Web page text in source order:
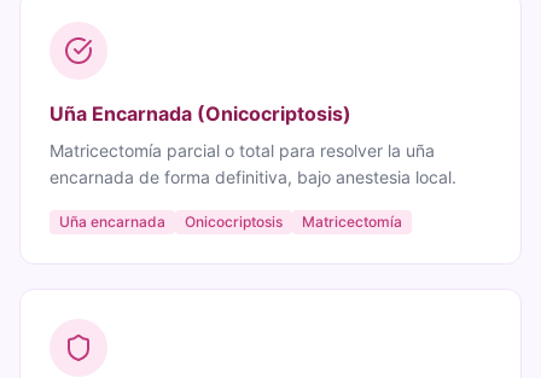
Uña Encarnada (Onicocriptosis)
Matricectomía parcial o total para resolver la uña
encarnada de forma definitiva, bajo anestesia local.
Uña encarnada Onicocriptosis Matricectomía